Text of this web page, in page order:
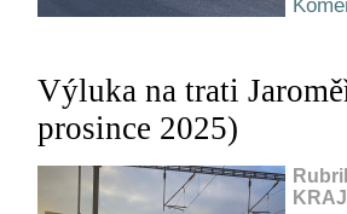
Výluka na trati
prosince 2025)